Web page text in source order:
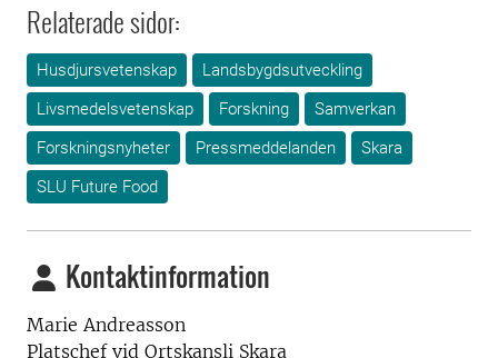
Relaterade sidor:
Husdjursvetenskap
Landsbygdsutveckling
Livsmedelsvetenskap
Forskning
Samverkan
Forskningsnyheter
Pressmeddelanden
Skara
SLU Future Food
Kontaktinformation
Marie Andreasson
Platschef vid Ortskansli Skara